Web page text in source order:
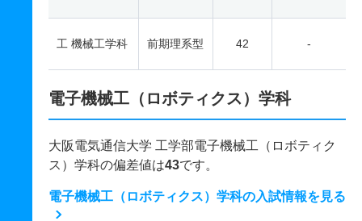
工 機械工学科 前期理系型 42 -
電子機械工（ロボティクス）学科
大阪電気通信大学 工学部電子機械工（ロボティク
ス）学科の偏差値は43です。
電子機械工（ロボティクス）学科の入試情報を見る